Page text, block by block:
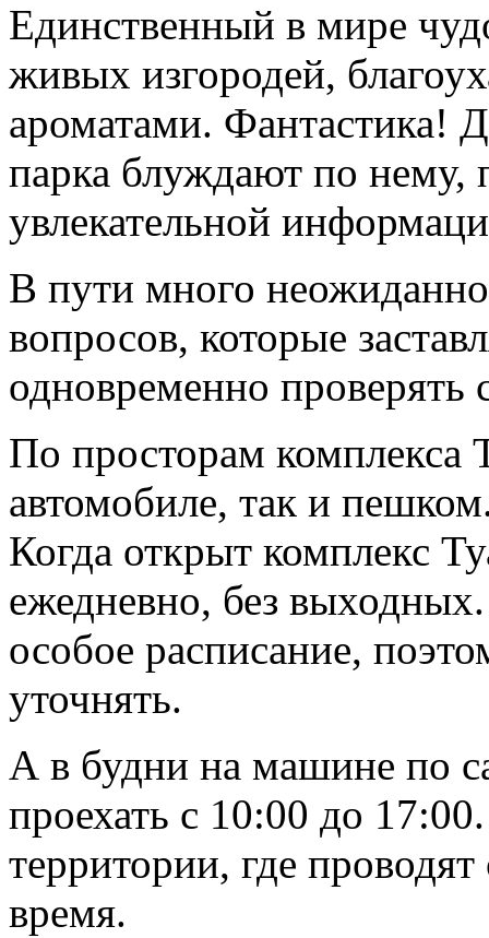
Единственный в мире
живых изгородей,
ароматами. Фантастика!
парка блуждают по нему,
увлекательной
В пути много
вопросов, которые
одновременно проверять
По просторам комплекса
автомобиле, так и
Когда открыт комплекс
ежедневно, без
особое расписание,
уточнять.
А в будни на машине по
проехать с 10:00 до
территории, где
время.